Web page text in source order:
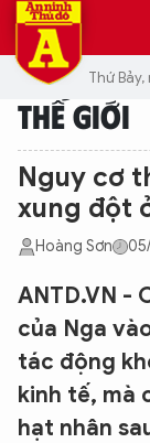
Thứ
THẾ GIỚI
Nguy cơ
xung đột
Hoàng Sơn
ANTD.VN -
của Nga
tác động
kinh tế, mà
hạt nhân